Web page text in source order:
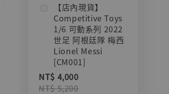
【店內現貨】
Competitive Toys
1/6 可動系列 2022
世足 阿根廷隊 梅西
Lionel Messi
[CM001]
NT$ 4,000
NT$ 5,200